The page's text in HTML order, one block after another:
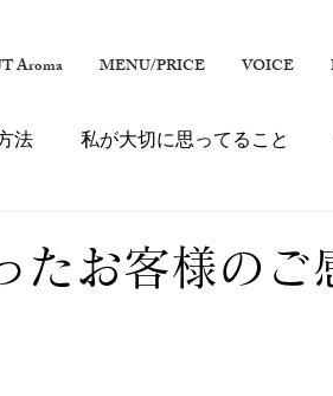
Aroma MENU/PRICE VOICE
法 私が大切に思ってること
たお客様のご